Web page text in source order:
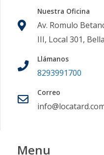
Nuestra Oficina
Av. Romulo
III, Local 301,
Llámanos
8293991700
Correo
Menu